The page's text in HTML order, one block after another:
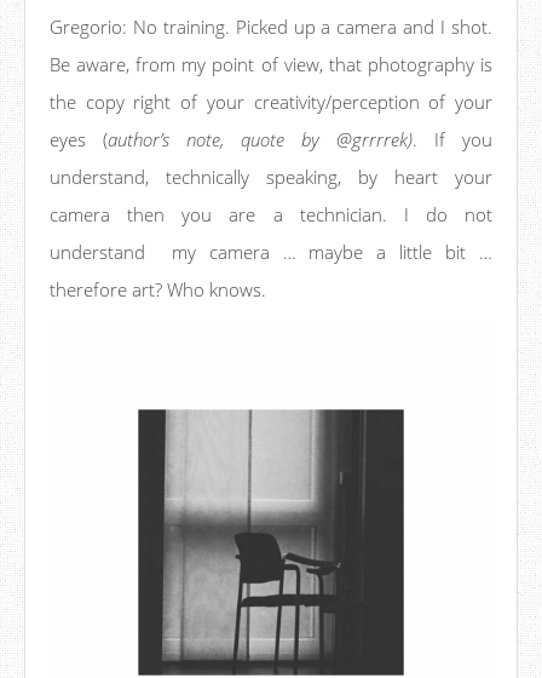
Gregorio: No training. Picked up a camera and I shot.
Be aware, from my point of view, that photography is
the copy right of your creativity/perception of your
eyes (author’s note, quote by @grrrrek). If you
understand, technically speaking, by heart your
camera then you are a technician. I do not
understand my camera … maybe a little bit …
therefore art? Who knows.